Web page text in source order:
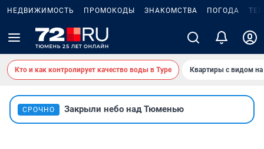
НЕДВИЖИМОСТЬ ПРОМОКОДЫ ЗНАКОМСТВА ПОГОДА
Кто и как контролирует качество воды в Туре Квартиры с видом на
СРОЧНО Закрыли небо над Тюменью